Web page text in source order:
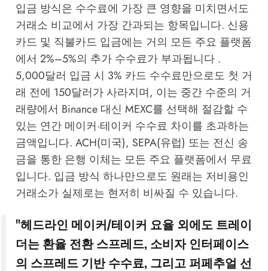
입금 방식은 수수료에 가장 큰 영향을 미치면서도
거래소 비교에서 가장 간과되는 항목입니다. 신용
카드 및 직불카드 입금에는 거의 모든 주요 플랫폼
에서 2%–5%의 추가 수수료가 부과됩니다 .
5,000달러 입금 시 3% 카드 수수료만으로도 첫 거
래 전에 150달러가 사라지며, 이는 중간 수준의 거
래량에서 Binance 대신 MEXC를 선택해 절감할 수
있는 연간 메이커·테이커 수수료 차이를 초과하는
금액입니다. ACH(미국), SEPA(유럽) 또는 전신 송
금을 통한 은행 이체는 모든 주요 플랫폼에서 무료
입니다. 입금 방식 하나만으로도 원래는 저비용인
거래소가 실제로는 현저히 비싸질 수 있습니다.
"헤드라인 메이커/테이커 요율 외에도 트레이
더는 환율 전환 스프레드, 소비자 인터페이스
의 스프레드 기반 수수료, 그리고 퍼페추얼 선